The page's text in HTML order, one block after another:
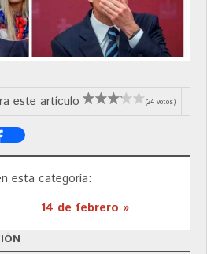
este artículo (24 votos)
esta categoría:
14 de febrero »